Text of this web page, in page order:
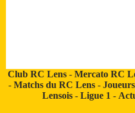
Club RC Lens -Mercato RC
- Matchs du RC Lens-
Lensois- Ligue 1 -